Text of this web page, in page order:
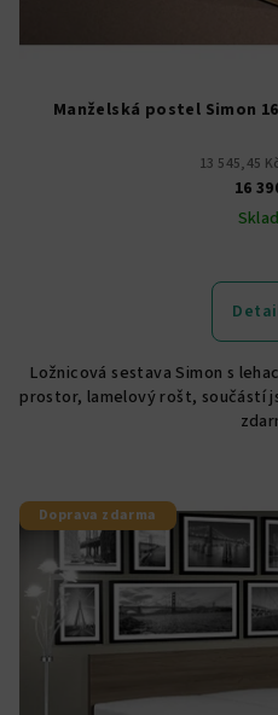
Manželská postel Simon
13 545,45
16
Ložnicová sestava Simon s
prostor, lamelový rošt, součástí
Doprava zdarma